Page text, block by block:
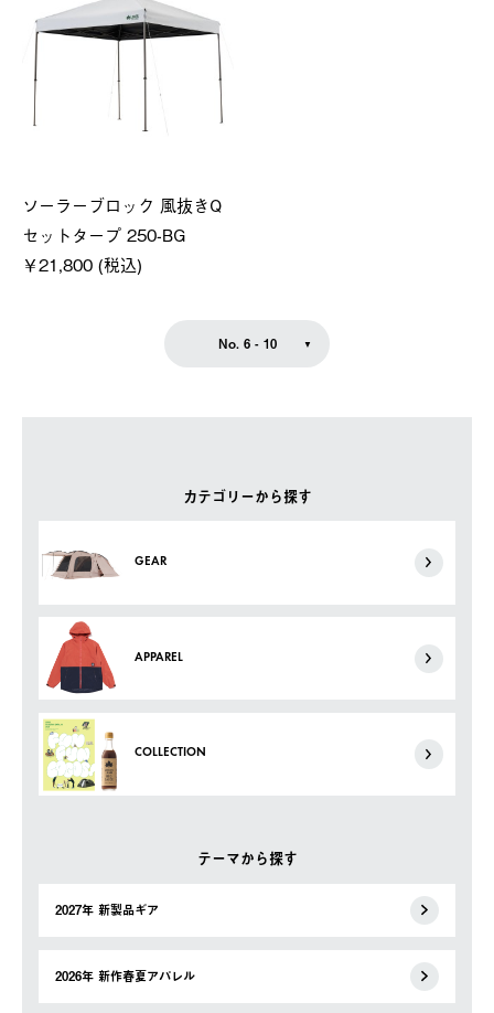
カテゴリーから探す
GEAR
APPAREL
COLLECTION
テーマから探す
2027年 新製品ギア
2026年 新作春夏アパレル
ソーラーブロック 風抜きQ
セットタープ 250-BG
￥21,800 (税込)
No. 6 - 10